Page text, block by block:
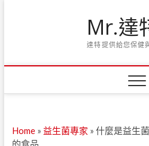
Mr.達
達特提供給您保健
Home» 益生菌專家 » 什麼是益生
的食品